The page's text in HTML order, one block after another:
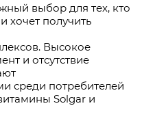
выбор для тех, кто
хочет получить
Высокое
и отсутствие
среди потребителей
Solgar и